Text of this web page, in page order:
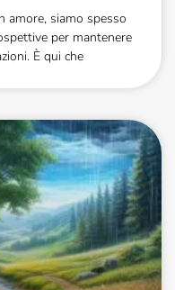
amore, siamo spesso
per mantenere
È qui che